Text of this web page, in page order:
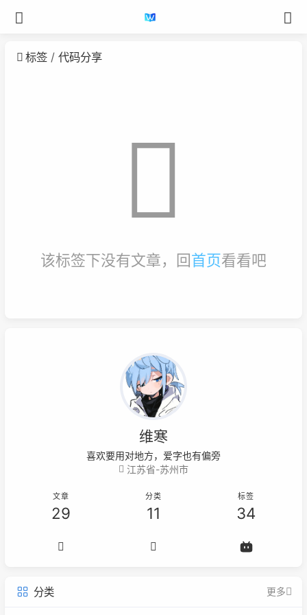
标签 代码分享
该标签下没有文章，回首页看看吧
维寒
喜欢要用对地方，爱字也有偏旁
江苏省-苏州市
文章
29
分类
11
标签
34
分类 更多